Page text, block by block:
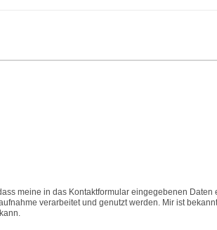
meine in das Kontaktformular eingegebenen Daten
verarbeitet und genutzt werden. Mir ist